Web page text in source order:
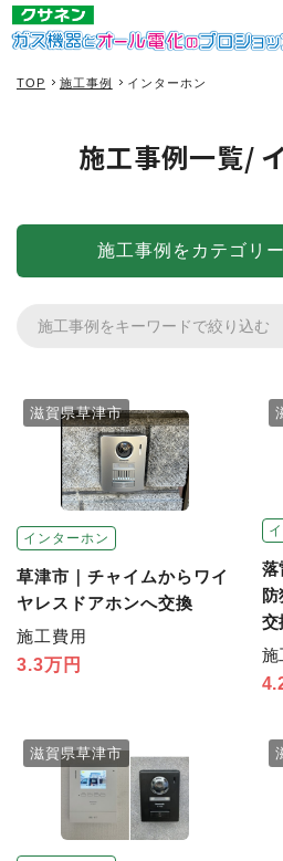
TOP 施工事例 インターホン
施工事例一覧/
施工事例をカテゴリ
インターホン
滋賀県草津市
草津市｜チャイムからワイ
ヤレスドアホンへ交換
施工費用
3.3万円
落
交
施
滋賀県草津市